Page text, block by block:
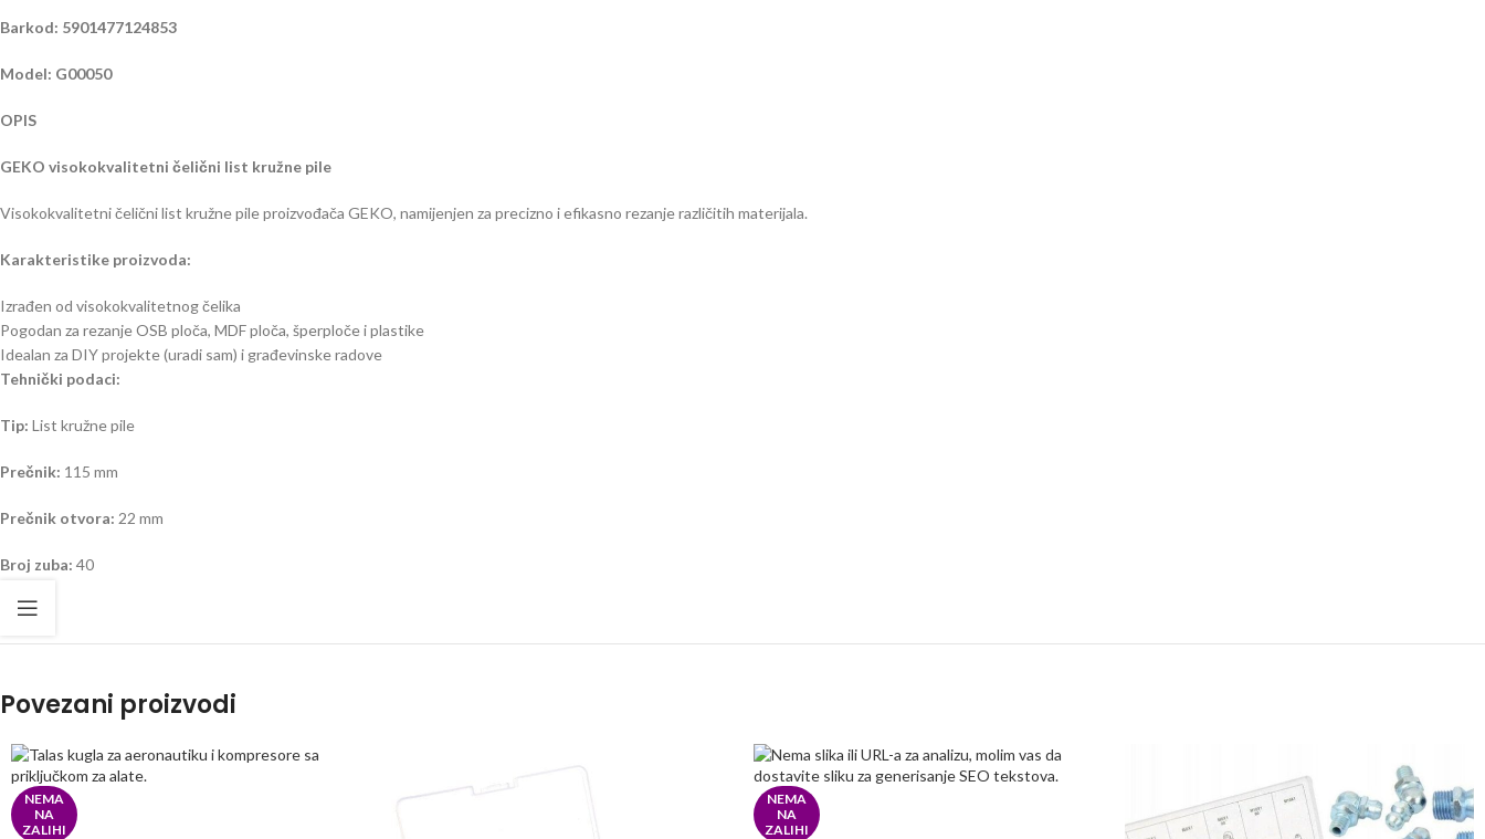
Barkod: 5901477124853
Model: G00050
OPIS
GEKO visokokvalitetni čelični list kružne pile
Visokokvalitetni čelični list kružne pile proizvođača GEKO, namijenjen za precizno i efikasno rezanje različitih materijala.
Karakteristike proizvoda:
Izrađen od visokokvalitetnog čelika
Pogodan za rezanje OSB ploča, MDF ploča, šperploče i plastike
Idealan za DIY projekte (uradi sam) i građevinske radove
Tehnički podaci:
Tip: List kružne pile
Prečnik: 115 mm
Prečnik otvora: 22 mm
Broj zuba: 40
Povezani proizvodi
NEMA
NA
ZALIHI
NEMA
NA
ZALIHI